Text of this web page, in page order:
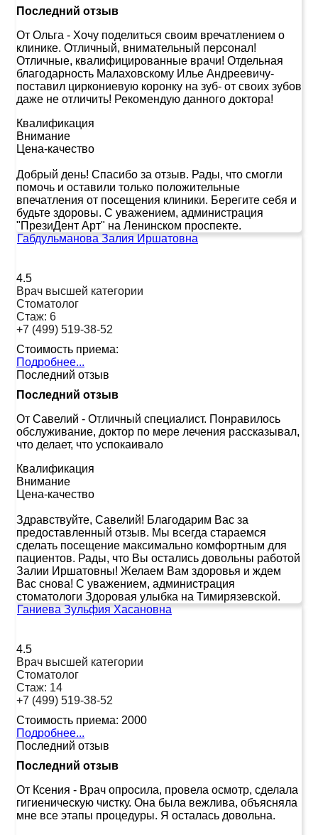
Последний отзыв
От Ольга - Хочу поделиться своим вречатлением о
клинике. Отличный, внимательный персонал!
Отличные, квалифицированные врачи! Отдельная
благодарность Малаховскому Илье Андреевичу-
поставил циркониевую коронку на зуб- от своих зубов
даже не отличить! Рекомендую данного доктора!
Квалификация
Внимание
Цена-качество
Добрый день! Спасибо за отзыв. Рады, что смогли
помочь и оставили только положительные
впечатления от посещения клиники. Берегите себя и
будьте здоровы. С уважением, администрация
"ПрезиДент Арт" на Ленинском проспекте.
Габдульманова Залия Иршатовна
4.5
Врач высшей категории
Стоматолог
Стаж: 6
+7 (499) 519-38-52
Стоимость приема:
Подробнее...
Последний отзыв
Последний отзыв
От Савелий - Отличный специалист. Понравилось
обслуживание, доктор по мере лечения рассказывал,
что делает, что успокаивало
Квалификация
Внимание
Цена-качество
Здравствуйте, Савелий! Благодарим Вас за
предоставленный отзыв. Мы всегда стараемся
сделать посещение максимально комфортным для
пациентов. Рады, что Вы остались довольны работой
Залии Иршатовны! Желаем Вам здоровья и ждем
Вас снова! С уважением, администрация
стоматологи Здоровая улыбка на Тимирязевской.
Ганиева Зульфия Хасановна
4.5
Врач высшей категории
Стоматолог
Стаж: 14
+7 (499) 519-38-52
Стоимость приема: 2000
Подробнее...
Последний отзыв
Последний отзыв
От Ксения - Врач опросила, провела осмотр, сделала
гигиеническую чистку. Она была вежлива, объясняла
мне все этапы процедуры. Я осталась довольна.